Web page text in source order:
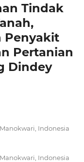
Tindak
Penyakit
Pertanian
Dindey
Indonesia
Indonesia